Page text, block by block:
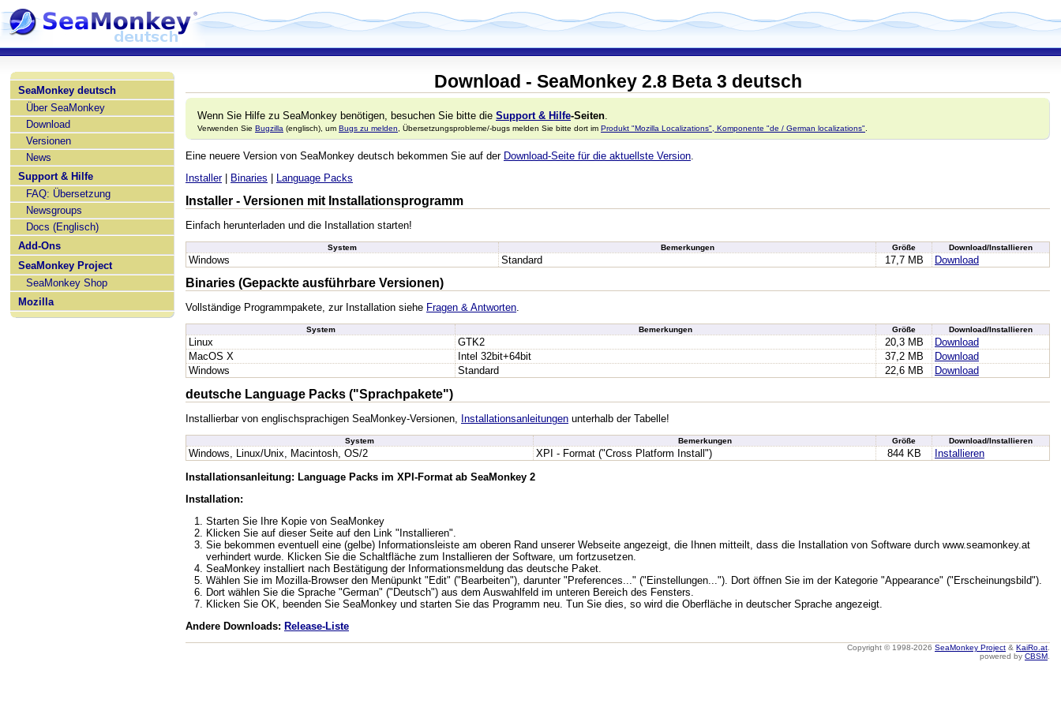
SeaMonkey deutsch
Über SeaMonkey
Download
Versionen
News
Support & Hilfe
FAQ: Übersetzung
Newsgroups
Docs (Englisch)
Add-Ons
SeaMonkey Project
SeaMonkey Shop
Mozilla
Download - SeaMonkey 2.8 Beta 3 deutsch
Wenn Sie Hilfe zu SeaMonkey benötigen, besuchen Sie bitte die Support & Hilfe-Seiten
Verwenden Sie Bugzilla (englisch), um Bugs zu melden , Übersetzungsprobleme/-bugs melden Sie bitte dort im Produkt "Mozilla Localizations", Komponente "de / German localizations"
Eine neuere Version von SeaMonkey deutsch bekommen Sie auf der Download-Seite für die aktuellste Version
Installer| Binaries | Language Packs
Installer - Versionen mit Installationsprogramm
Einfach herunterladen und die Installation starten!
System Bemerkungen Größe Download/Installieren
Windows Standard 17,7 MB Download
Binaries (Gepackte ausführbare Versionen)
Vollständige Programmpakete, zur Installation siehe Fragen & Antworten.
System Bemerkungen Größe Download/Installieren
Linux GTK2 20,3 MB
Download
MacOS X
Intel 32bit+64bit 37,2 MB
Download
Windows
Standard 22,6 MB Download
deutsche Language Packs ("Sprachpakete")
Installierbar von englischsprachigen SeaMonkey-Versionen, Installationsanleitungen unterhalb der Tabelle!
System Bemerkungen Größe Download/Installieren
Windows, Linux/Unix, Macintosh, OS/2 XPI - Format ("Cross Platform Install") 844 KB
Installieren
Installationsanleitung: Language Packs im XPI-Format ab SeaMonkey 2
Installation:
Starten Sie Ihre Kopie von SeaMonkey
Klicken Sie auf dieser Seite auf den Link "Installieren".
Sie bekommen eventuell eine (gelbe) Informationsleiste am oberen Rand unserer Webseite angezeigt, die Ihnen mitteilt, dass die Installation von Software durch www.seamonkey.at
verhindert wurde. Klicken Sie die Schaltfläche zum Installieren der Software, um fortzusetzen.
SeaMonkey installiert nach Bestätigung der Informationsmeldung das deutsche Paket.
Wählen Sie im Mozilla-Browser den Menüpunkt "Edit" ("Bearbeiten"), darunter "Preferences..." ("Einstellungen..."). Dort öffnen Sie im der Kategorie "Appearance" ("Erscheinungsbild").
Dort wählen Sie die Sprache "German" ("Deutsch") aus dem Auswahlfeld im unteren Bereich des Fensters.
Klicken Sie OK, beenden Sie SeaMonkey und starten Sie das Programm neu. Tun Sie dies, so wird die Oberfläche in deutscher Sprache angezeigt.
Andere Downloads: Release-Liste
Copyright © 1998-2026 SeaMonkey Project & KaiRo.at
powered by CBSM